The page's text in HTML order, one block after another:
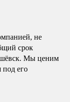
не
срок
Мы ценим
под его